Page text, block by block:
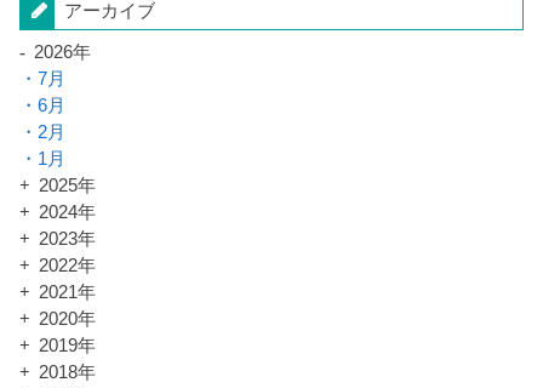
アーカイブ
2026年
7月
6月
2月
1月
2025年
2024年
2023年
2022年
2021年
2020年
2019年
2018年